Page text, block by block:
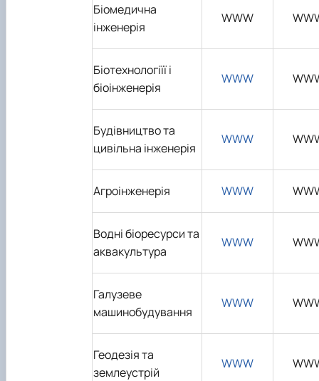
Біомедична
інженерія
WWW
Біотехнологіїї і
біоінженерія
WWW
Будівництво та
цивільна інженерія
WWW
Агроінженерія WWW
Водні біоресурси та
аквакультура
WWW
Галузеве
машинобудування
WWW
Геодезія та
землеустрій
WWW